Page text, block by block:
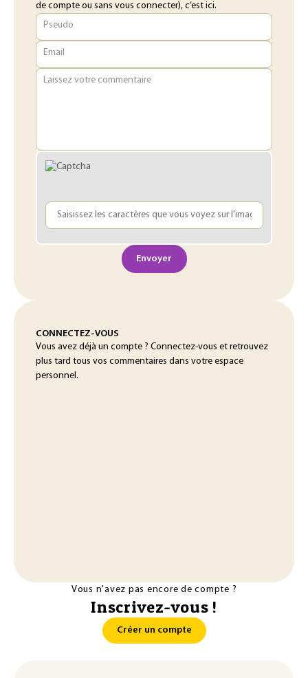
de compte ou sans vous connecter), c’est ici.
Pseudo
Email
Laissez votre commentaire
Envoyer
CONNECTEZ-VOUS
Vous avez déjà un compte ? Connectez-vous et retrouvez
plus tard tous vos commentaires dans votre espace
personnel.
Vous n'avez pas encore de compte ?
Inscrivez-vous !
Créer un compte